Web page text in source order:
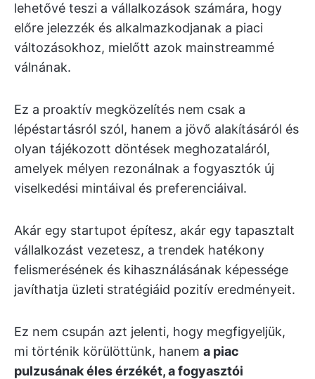
lehetővé teszi a vállalkozások számára, hogy
előre jelezzék és alkalmazkodjanak a piaci
változásokhoz, mielőtt azok mainstreammé
válnának.
Ez a proaktív megközelítés nem csak a
lépéstartásról szól, hanem a jövő alakításáról és
olyan tájékozott döntések meghozataláról,
amelyek mélyen rezonálnak a fogyasztók új
viselkedési mintáival és preferenciáival.
Akár egy startupot építesz, akár egy tapasztalt
vállalkozást vezetesz, a trendek hatékony
felismerésének és kihasználásának képessége
javíthatja üzleti stratégiáid pozitív eredményeit.
Ez nem csupán azt jelenti, hogy megfigyeljük,
mi történik körülöttünk, hanem a piac
pulzusának éles érzékét, a fogyasztói